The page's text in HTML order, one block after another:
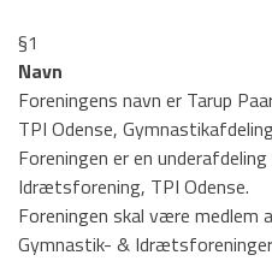
Tons og Tummel
Om TPI Gymnastik
Historie
Vedtægter
Kvalitet
§1
Navn
Foreningens navn er Tarup
TPI Odense,
Foreningen er en
Idrætsforening, TPI Odense.
Foreningen skal være medlem
Gymnastik- & Idrætsforeninger